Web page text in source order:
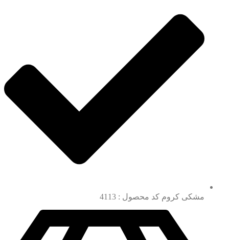
مشکی کروم کد محصول : 4113